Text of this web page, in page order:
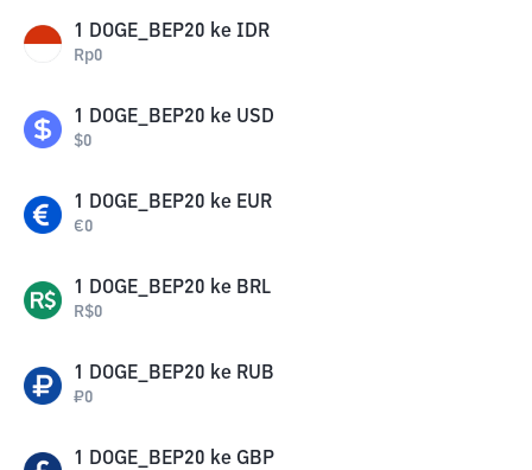
1 DOGE_BEP20 ke IDR
Rp0
1 DOGE_BEP20 ke USD
$0
1 DOGE_BEP20 ke EUR
€0
1 DOGE_BEP20 ke BRL
R$0
1 DOGE_BEP20 ke RUB
₽0
1 DOGE_BEP20 ke GBP